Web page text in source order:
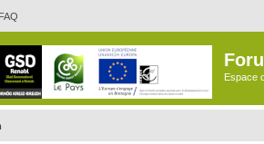
FAQ
Espace